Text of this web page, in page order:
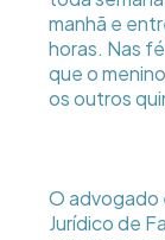
manhã e
horas. Nas
que o
os outros
O advogado
Jurídico de